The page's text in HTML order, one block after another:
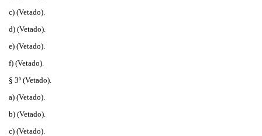
c) (Vetado).
d) (Vetado).
e) (Vetado).
f) (Vetado).
§ 3º (Vetado).
a) (Vetado).
b) (Vetado).
c) (Vetado).